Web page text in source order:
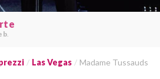
.
Las Vegas
Madame Tussauds